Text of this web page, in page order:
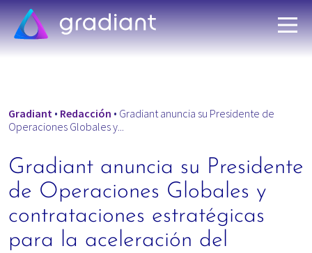
Gradiant • Redacción • Gradiant anuncia su Presidente de
Operaciones Globales y...
Gradiant anuncia su Presidente
de Operaciones Globales y
contrataciones estratégicas
para la aceleración del